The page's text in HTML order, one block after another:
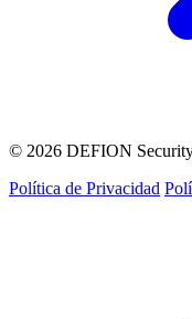
© 2026 DEFION Security
Política de Privacidad